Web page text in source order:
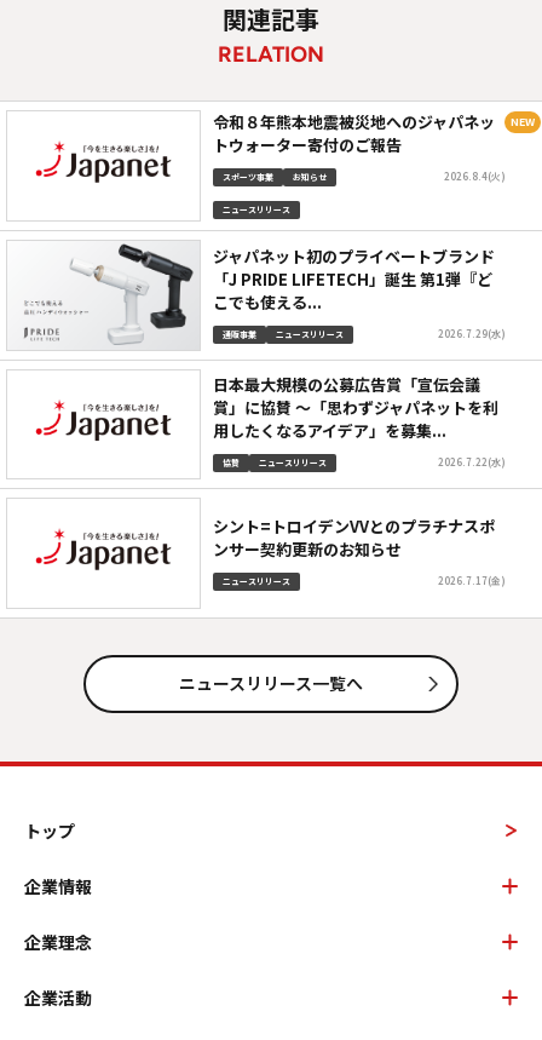
関連記事
RELATION
令和８年熊本地震被災地へのジャパネッ
トウォーター寄付のご報告
スポーツ事業 お知らせ
ニュースリリース
2026.8.4(火)
ジャパネット初のプライベートブランド
「J PRIDE LIFETECH」誕生 第1弾『ど
こでも使える...
通販事業 ニュースリリース 2026.7.29(水)
日本最大規模の公募広告賞「宣伝会議
賞」に協賛 ～「思わずジャパネットを利
用したくなるアイデア」を募集...
協賛 ニュースリリース 2026.7.22(水)
シント=トロイデンVVとのプラチナスポ
ンサー契約更新のお知らせ
ニュースリリース 2026.7.17(金)
ニュースリリース一覧へ
トップ
企業情報
企業理念
企業活動